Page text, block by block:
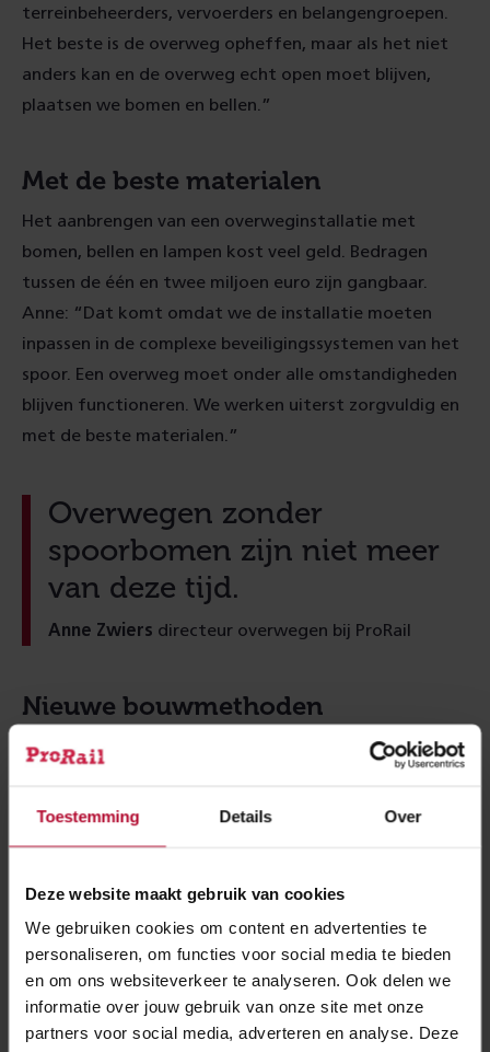
Toestemming Details Over
Deze website maakt gebruik van cookies
We gebruiken cookies om content en advertenties te
personaliseren, om functies voor social media te bieden
en om ons websiteverkeer te analyseren. Ook delen we
informatie over jouw gebruik van onze site met onze
partners voor social media, adverteren en analyse. Deze
terreinbeheerders, vervoerders en belangengroepen.
Het beste is de overweg opheffen, maar als het niet
anders kan en de overweg echt open moet blijven,
plaatsen we bomen en bellen.”
Met de beste materialen
Het aanbrengen van een overweginstallatie met
bomen, bellen en lampen kost veel geld. Bedragen
tussen de één en twee miljoen euro zijn gangbaar.
Anne: “Dat komt omdat we de installatie moeten
inpassen in de complexe beveiligingssystemen van het
spoor. Een overweg moet onder alle omstandigheden
blijven functioneren. We werken uiterst zorgvuldig en
met de beste materialen.”
Overwegen zonder
spoorbomen zijn niet meer
van deze tijd.
Anne Zwiers directeur overwegen bij ProRail
Nieuwe bouwmethoden
onderzoeken
van overwegen: kan het sneller en goedkoper? Heel
Dat is voor Aalten tot op de bodem uitgezocht, maar
blijkt geen mogelijkheid om nu in het spoor toe te
passen. De installatie in Aalten is wat dat betreft
volgens normale werkzaamheden uitgevoerd.